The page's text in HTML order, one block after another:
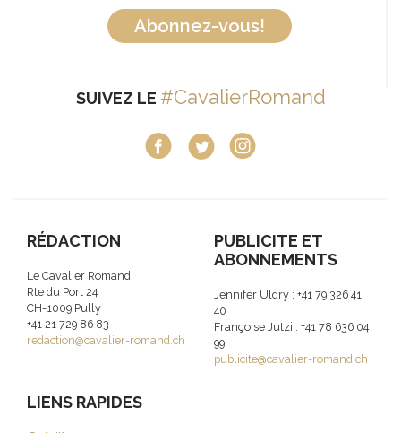
Abonnez-vous!
SUIVEZ LE #CavalierRomand
RÉDACTION
Le Cavalier Romand
Rte du Port 24
CH-1009 Pully
+41 21 729 86 83
redaction@cavalier-romand.ch
PUBLICITE ET
ABONNEMENTS
Jennifer Uldry : +41 79 326 41
40
Françoise Jutzi : +41 78 636 04
99
publicite@cavalier-romand.ch
LIENS RAPIDES